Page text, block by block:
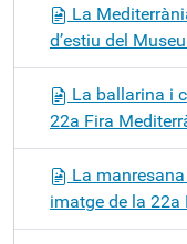
La
d’estiu del
La ballarina i
22a Fira
La
imatge de la 22a